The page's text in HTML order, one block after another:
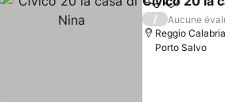
PartagerAjouter
/
Aucune
Reggio
Porto Salvo